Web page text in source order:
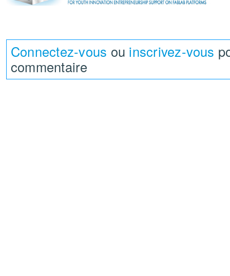
Connectez-vous ou inscrivez-vous
commentaire